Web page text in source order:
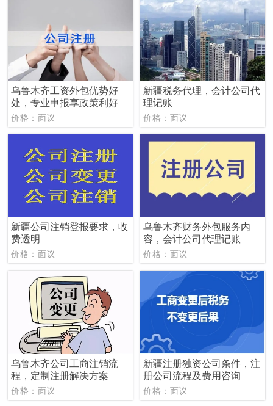
乌鲁木齐工资外包优势好
处，专业申报享政策利好
价格：面议
新疆税务代理，会计公司代
理记账
价格：面议
新疆公司注销登报要求，收
费透明
价格：面议
乌鲁木齐财务外包服务内
容，会计公司代理记账
价格：面议
乌鲁木齐公司工商注销流
程，定制注册解决方案
价格：面议
新疆注册独资公司条件，注
册公司流程及费用咨询
价格：面议